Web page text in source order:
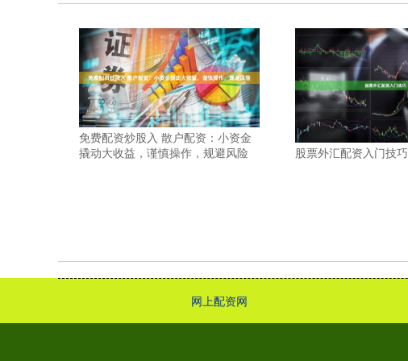
免费配资炒股入 散户配资：小资金
撬动大收益，谨慎操作，规避风险
股票外汇配资入门技巧
网上配资网